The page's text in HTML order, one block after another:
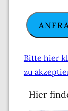
Bitte hier
zu
Hier